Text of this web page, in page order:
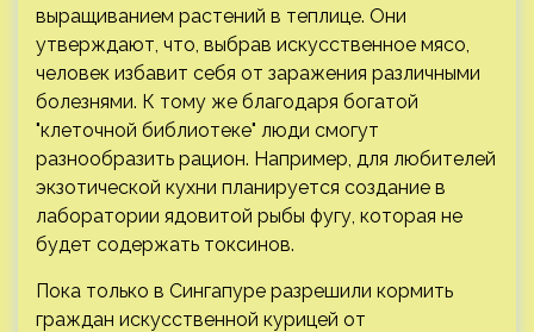
выращиванием растений в теплице. Они
утверждают, что, выбрав искусственное мясо,
человек избавит себя от заражения различными
болезнями. К тому же благодаря богатой
"клеточной библиотеке" люди смогут
разнообразить рацион. Например, для любителей
экзотической кухни планируется создание в
лаборатории ядовитой рыбы фугу, которая не
будет содержать токсинов.
Пока только в Сингапуре разрешили кормить
граждан искусственной курицей от